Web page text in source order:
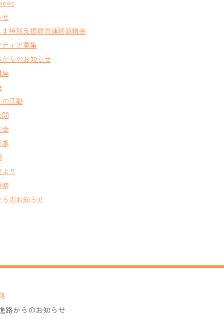
せ
ま特別支援教育連絡協議会
ティア募集
らのお知らせ
座
活動
開
全
事
り
らのお知らせ
路からのお知らせ